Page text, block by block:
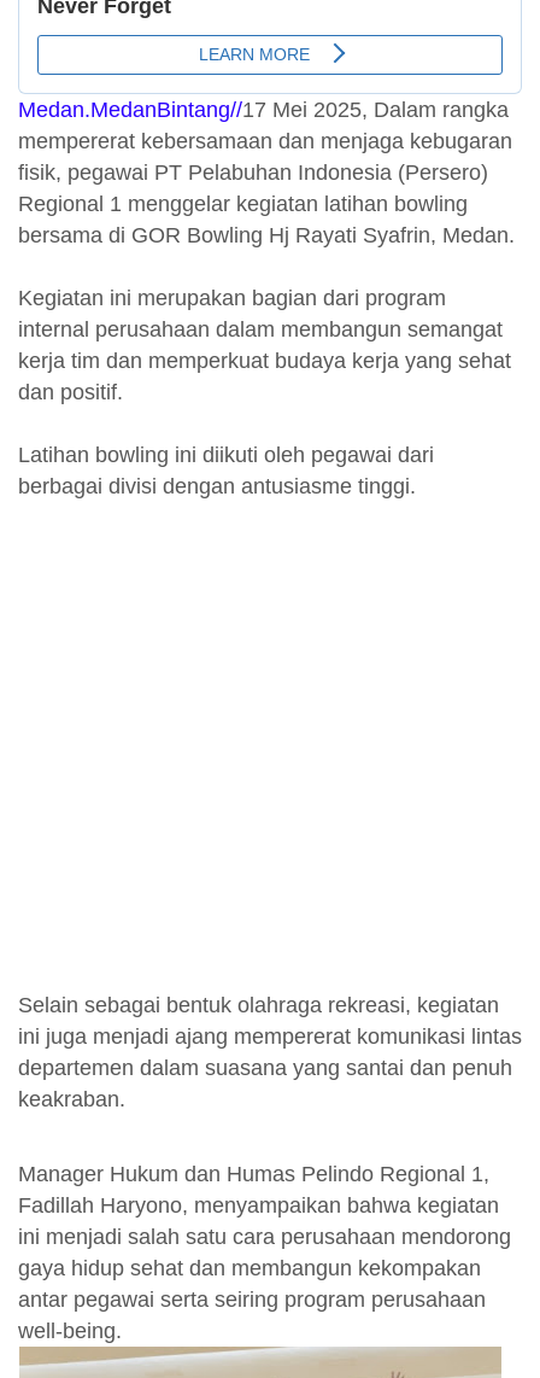
Medan.MedanBintang//17 Mei 2025, Dalam rangka
mempererat kebersamaan dan menjaga kebugaran
fisik, pegawai PT Pelabuhan Indonesia (Persero)
Regional 1 menggelar kegiatan latihan bowling
bersama di GOR Bowling Hj Rayati Syafrin, Medan.
Kegiatan ini merupakan bagian dari program
internal perusahaan dalam membangun semangat
kerja tim dan memperkuat budaya kerja yang sehat
dan positif.
Latihan bowling ini diikuti oleh pegawai dari
berbagai divisi dengan antusiasme tinggi.
Selain sebagai bentuk olahraga rekreasi, kegiatan
ini juga menjadi ajang mempererat komunikasi lintas
departemen dalam suasana yang santai dan penuh
keakraban.
Manager Hukum dan Humas Pelindo Regional 1,
Fadillah Haryono, menyampaikan bahwa kegiatan
ini menjadi salah satu cara perusahaan mendorong
gaya hidup sehat dan membangun kekompakan
antar pegawai serta seiring program perusahaan
well-being.